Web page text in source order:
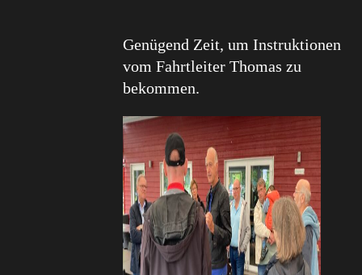
Genügend Zeit, um Instruktionen
vom Fahrtleiter Thomas zu
bekommen.